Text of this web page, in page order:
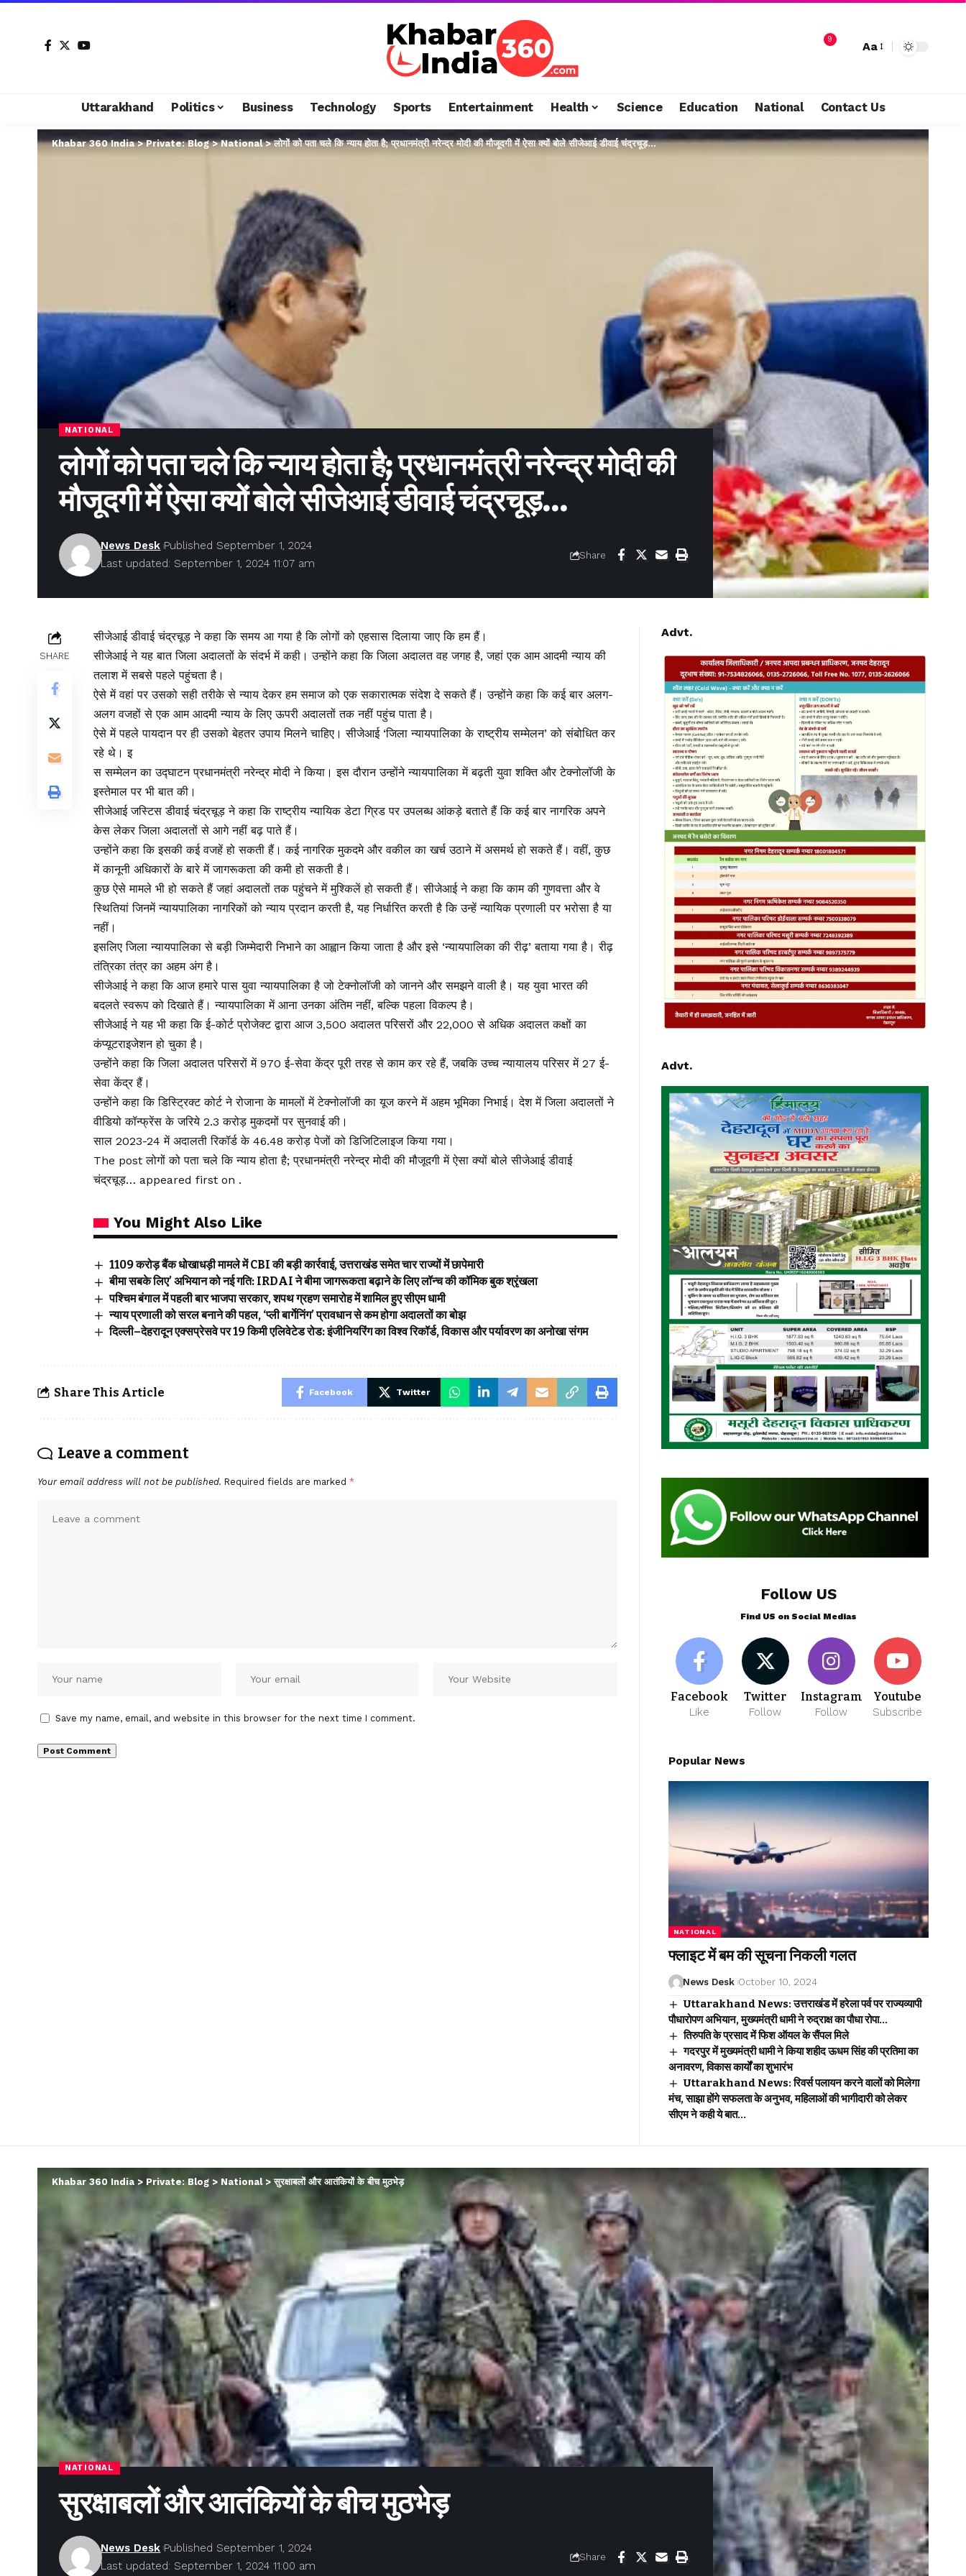
9
Aa
Uttarakhand Politics Business Technology Sports Entertainment Health Science Education National Contact Us
Khabar 360 India>Private: Blog>National>लोगों को पता चले कि न्याय होता है; प्रधानमंत्री नरेन्द्र मोदी की मौजूदगी में ऐसा क्यों बोले सीजेआई डीवाई चंद्रचूड़…
NATIONAL
लोगों को पता चले कि न्याय होता है; प्रधानमंत्री नरेन्द्र मोदी की
मौजूदगी में ऐसा क्यों बोले सीजेआई डीवाई चंद्रचूड़…
Last updated: September 1, 2024 11:07 am
News Desk Published September 1, 2024
Share
SHARE
सीजेआई डीवाई चंद्रचूड़ ने कहा कि समय आ गया है कि लोगों को एहसास दिलाया जाए कि हम हैं।
सीजेआई ने यह बात जिला अदालतों के संदर्भ में कही। उन्होंने कहा कि जिला अदालत वह जगह है, जहां एक आम आदमी न्याय की
तलाश में सबसे पहले पहुंचता है।
ऐसे में वहां पर उसको सही तरीके से न्याय देकर हम समाज को एक सकारात्मक संदेश दे सकते हैं। उन्होंने कहा कि कई बार अलग-
अलग वजहों से एक आम आदमी न्याय के लिए ऊपरी अदालतों तक नहीं पहुंच पाता है।
ऐसे में पहले पायदान पर ही उसको बेहतर उपाय मिलने चाहिए। सीजेआई ‘जिला न्यायपालिका के राष्ट्रीय सम्मेलन’ को संबोधित कर
रहे थे। इ
स सम्मेलन का उद्घाटन प्रधानमंत्री नरेन्द्र मोदी ने किया। इस दौरान उन्होंने न्यायपालिका में बढ़ती युवा शक्ति और टेक्नोलॉजी के
इस्तेमाल पर भी बात की।
सीजेआई जस्टिस डीवाई चंद्रचूड़ ने कहा कि राष्ट्रीय न्यायिक डेटा ग्रिड पर उपलब्ध आंकड़े बताते हैं कि कई बार नागरिक अपने
केस लेकर जिला अदालतों से आगे नहीं बढ़ पाते हैं।
उन्होंने कहा कि इसकी कई वजहें हो सकती हैं। कई नागरिक मुकदमे और वकील का खर्च उठाने में असमर्थ हो सकते हैं। वहीं, कुछ
में कानूनी अधिकारों के बारे में जागरूकता की कमी हो सकती है।
कुछ ऐसे मामले भी हो सकते हैं जहां अदालतों तक पहुंचने में मुश्किलें हो सकती हैं। सीजेआई ने कहा कि काम की गुणवत्ता और वे
स्थितियां जिनमें न्यायपालिका नागरिकों को न्याय प्रदान करती है, यह निर्धारित करती है कि उन्हें न्यायिक प्रणाली पर भरोसा है या
नहीं।
इसलिए जिला न्यायपालिका से बड़ी जिम्मेदारी निभाने का आह्वान किया जाता है और इसे ‘न्यायपालिका की रीढ़’ बताया गया है। रीढ़
तंत्रिका तंत्र का अहम अंग है।
सीजेआई ने कहा कि आज हमारे पास युवा न्यायपालिका है जो टेक्नोलॉजी को जानने और समझने वाली है। यह युवा भारत की
बदलते स्वरूप को दिखाते हैं। न्यायपालिका में आना उनका अंतिम नहीं, बल्कि पहला विकल्प है।
सीजेआई ने यह भी कहा कि ई-कोर्ट प्रोजेक्ट द्वारा आज 3,500 अदालत परिसरों और 22,000 से अधिक अदालत कक्षों का
कंप्यूटराइजेशन हो चुका है।
उन्होंने कहा कि जिला अदालत परिसरों में 970 ई-सेवा केंद्र पूरी तरह से काम कर रहे हैं, जबकि उच्च न्यायालय परिसर में 27 ई-
सेवा केंद्र हैं।
उन्होंने कहा कि डिस्ट्रिक्ट कोर्ट ने रोजाना के मामलों में टेक्नोलॉजी का यूज करने में अहम भूमिका निभाई। देश में जिला अदालतों ने
वीडियो कॉन्फ्रेंस के जरिये 2.3 करोड़ मुकदमों पर सुनवाई की।
साल 2023-24 में अदालती रिकॉर्ड के 46.48 करोड़ पेजों को डिजिटिलाइज किया गया।
The post लोगों को पता चले कि न्याय होता है; प्रधानमंत्री नरेन्द्र मोदी की मौजूदगी में ऐसा क्यों बोले सीजेआई डीवाई
चंद्रचूड़… appeared first on .
You Might Also Like
₹1109 करोड़ बैंक धोखाधड़ी मामले में CBI की बड़ी कार्रवाई, उत्तराखंड समेत चार राज्यों में छापेमारी
बीमा सबके लिए’ अभियान को नई गति: IRDAI ने बीमा जागरूकता बढ़ाने के लिए लॉन्च की कॉमिक बुक श्रृंखला
पश्चिम बंगाल में पहली बार भाजपा सरकार, शपथ ग्रहण समारोह में शामिल हुए सीएम धामी
न्याय प्रणाली को सरल बनाने की पहल, ‘प्ली बार्गेनिंग’ प्रावधान से कम होगा अदालतों का बोझ
दिल्ली–देहरादून एक्सप्रेसवे पर 19 किमी एलिवेटेड रोड: इंजीनियरिंग का विश्व रिकॉर्ड, विकास और पर्यावरण का अनोखा संगम
Share This Article Facebook Twitter
Leave a comment
Your email address will not be published. Required fields are marked *
Save my name, email, and website in this browser for the next time I comment.
Advt.
Advt.
Follow US
Find US on Social Medias
Facebook
Like
Twitter
Follow
Instagram
Follow
Youtube
Subscribe
Popular News
NATIONAL
फ्लाइट में बम की सूचना निकली गलत
News Desk October 10, 2024
Uttarakhand News: उत्तराखंड में हरेला पर्व पर राज्यव्यापी
पौधारोपण अभियान, मुख्यमंत्री धामी ने रुद्राक्ष का पौधा रोपा…
तिरुपति के प्रसाद में फिश ऑयल के सैंपल मिले
गदरपुर में मुख्यमंत्री धामी ने किया शहीद ऊधम सिंह की प्रतिमा का
अनावरण, विकास कार्यों का शुभारंभ
Uttarakhand News: रिवर्स पलायन करने वालों को मिलेगा
मंच, साझा होंगे सफलता के अनुभव, महिलाओं की भागीदारी को लेकर
सीएम ने कही ये बात…
Khabar 360 India > Private: Blog > National>सुरक्षाबलों और आतंकियों के बीच मुठभेड़
NATIONAL
सुरक्षाबलों और आतंकियों के बीच मुठभेड़
Last updated: September 1, 2024 11:00 am
News Desk Published September 1, 2024
Share